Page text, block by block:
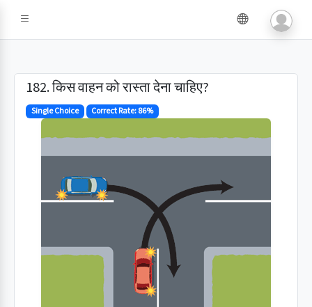
182. किस वाहन को रास्ता देना चाहिए?
Single Choice Correct Rate: 86%